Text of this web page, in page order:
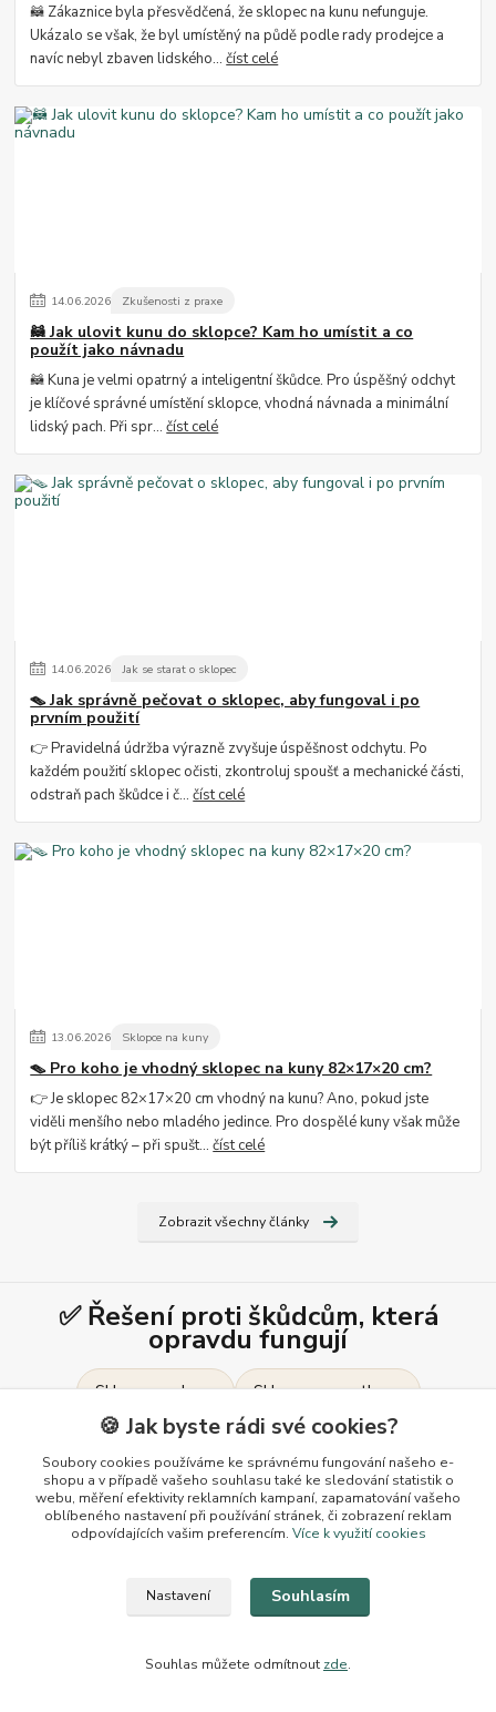
🦝 Zákaznice byla přesvědčená, že sklopec na kunu nefunguje.
Ukázalo se však, že byl umístěný na půdě podle rady prodejce a
navíc nebyl zbaven lidského...číst celé
14.06.2026 Zkušenosti z praxe
🦝 Jak ulovit kunu do sklopce? Kam ho umístit a co
použít jako návnadu
🦝 Kuna je velmi opatrný a inteligentní škůdce. Pro úspěšný odchyt
je klíčové správné umístění sklopce, vhodná návnada a minimální
lidský pach. Při spr...číst celé
14.06.2026 Jak se starat o sklopec
🪤 Jak správně pečovat o sklopec, aby fungoval i po
prvním použití
👉 Pravidelná údržba výrazně zvyšuje úspěšnost odchytu. Po
každém použití sklopec očisti, zkontroluj spoušť a mechanické části,
odstraň pach škůdce i č...číst celé
13.06.2026 Sklopce na kuny
🪤 Pro koho je vhodný sklopec na kuny 82×17×20 cm?
👉 Je sklopec 82×17×20 cm vhodný na kunu? Ano, pokud jste
viděli menšího nebo mladého jedince. Pro dospělé kuny však může
být příliš krátký – při spušt...číst celé
Zobrazit všechny články
✅ Řešení proti škůdcům, která
opravdu fungují
Sklopce na kuny Sklopce na potkany
Sklopce na kočky Sklopce na lišky
Sklopce na vydry Profesionální sklopce
Pasti na myši Živolovné pasti
Jak ulovit kunu do sklopce?
Živolovná past na kočky
🍪 Jak byste rádi své cookies?
Soubory cookies používáme ke správnému fungování našeho e-
shopu a v případě vašeho souhlasu také ke sledování statistik o
webu, měření efektivity reklamních kampaní, zapamatování vašeho
oblíbeného nastavení při používání stránek, či zobrazení reklam
odpovídajících vašim preferencím. Více k využití cookies
Nastavení Souhlasím
Souhlas můžete odmítnout zde.